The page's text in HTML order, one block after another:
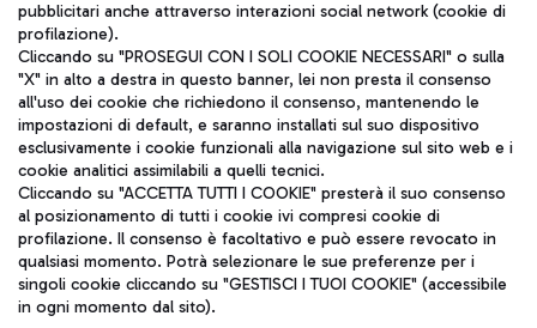
Pizza
Autobus
Scopri le linee di autobus per raggiungere l'aeroporto
Leonardo Da Vinci.
Ristoranti
Aeroporti di Roma S.p.A. - Società soggetta a direzione e
coordinamento di Mundys S.p.A.
Codice fiscale e Registro delle Imprese di Roma 13032990155 P.
IVA 06572251004
Capitale sociale 62.224.743,00 int. vers.
Sede legale: Via Pier Paolo Racchetti 1 - 00054 Fiumicino (RM)
telefono +39 06 65951
pubblicitari anche attraverso interazioni social network (cookie di
profilazione).
Cliccando su "PROSEGUI CON I SOLI COOKIE NECESSARI" o sulla
"X" in alto a destra in questo banner, lei non presta il consenso
all'uso dei cookie che richiedono il consenso, mantenendo le
impostazioni di default, e saranno installati sul suo dispositivo
esclusivamente i cookie funzionali alla navigazione sul sito web e i
cookie analitici assimilabili a quelli tecnici.
Cliccando su "ACCETTA TUTTI I COOKIE" presterà il suo consenso
al posizionamento di tutti i cookie ivi compresi cookie di
profilazione. Il consenso è facoltativo e può essere revocato in
qualsiasi momento. Potrà selezionare le sue preferenze per i
singoli cookie cliccando su "GESTISCI I TUOI COOKIE" (accessibile
in ogni momento dal sito).